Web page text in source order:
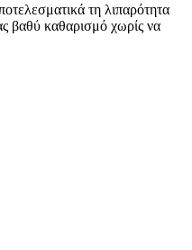
τη λιπαρότητα
βαθύ καθαρισμό χωρίς να